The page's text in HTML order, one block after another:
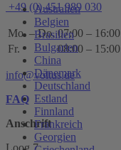
Australien
Belgien
Brasilien
Bulgarien
China
Dänemark
Deutschland
Estland
Finnland
Frankreich
Georgien
+49 (0) 451 989 030
Mo. – Do. 07:00 – 16:00
Fr.
08:00 – 15:00
info@voltus.de
FAQ
Anschrift
Loog 7